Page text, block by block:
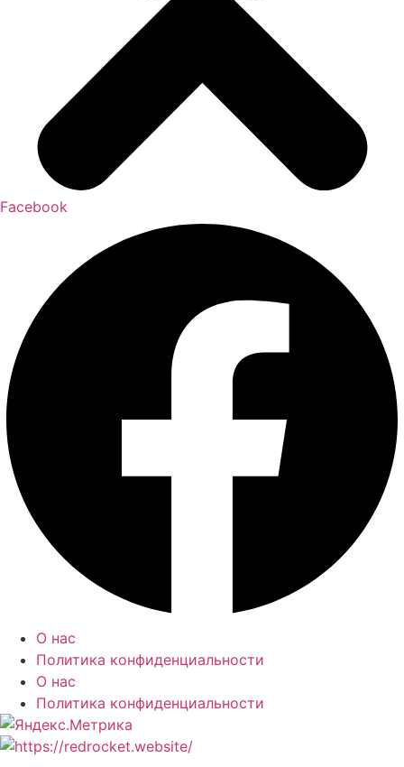
Facebook
О нас
Политика конфиденциальности
О нас
Политика конфиденциальности